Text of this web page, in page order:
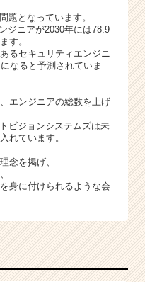
題となっています。
ジニアが2030年には78.9
す。
るセキュリティエンジニ
なると予測されていま
エンジニアの総数を上げ
ビジョンシステムズは未
れています。
念を掲げ、
身に付けられるような会